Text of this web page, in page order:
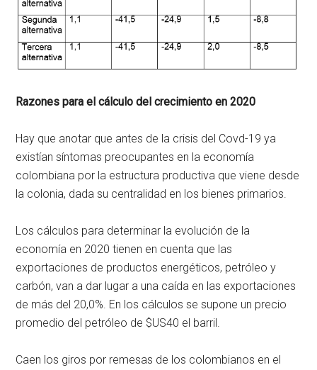
Razones para el cálculo del crecimiento en 2020
Hay que anotar que antes de la crisis del Covd-19 ya
existían síntomas preocupantes en la economía
colombiana por la estructura productiva que viene desde
la colonia, dada su centralidad en los bienes primarios.
Los cálculos para determinar la evolución de la
economía en 2020 tienen en cuenta que las
exportaciones de productos energéticos, petróleo y
carbón, van a dar lugar a una caída en las exportaciones
de más del 20,0%. En los cálculos se supone un precio
promedio del petróleo de $US40 el barril.
Caen los giros por remesas de los colombianos en el